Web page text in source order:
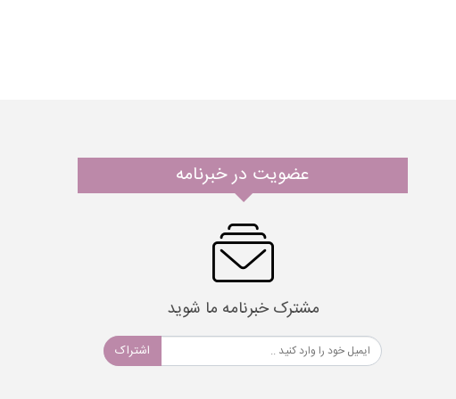
عضویت در خبرنامه
مشترک خبرنامه ما شوید
اشتراک